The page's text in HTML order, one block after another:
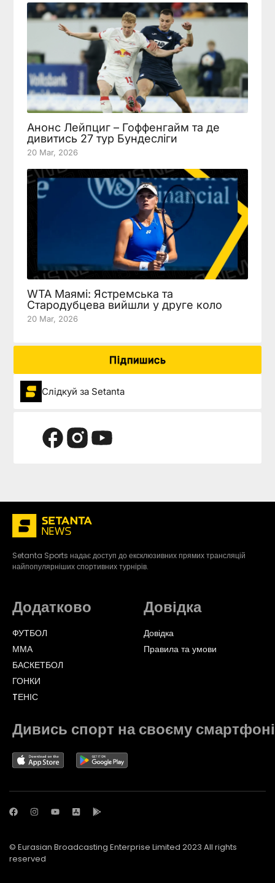
Анонс Лейпциг – Гоффенгайм та де
дивитись 27 тур Бундесліги
20 Mar, 2026
WTA Маямі: Ястремська та
Стародубцева вийшли у друге коло
20 Mar, 2026
Підпишись
Слідкуй за Setanta
Setanta Sports надає доступ до ексклюзивних прямих трансляцій
найпопулярніших спортивних турнірів.
Додатково
ФУТБОЛ
ММА
БАСКЕТБОЛ
ГОНКИ
TЕНІС
Довідка
Довідка
Правила та умови
Дивись спорт на своєму смартфоні
© Eurasian Broadcasting Enterprise Limited 2023 All rights
reserved